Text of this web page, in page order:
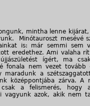
mintha lenne
Minótauroszt mesévé
is: már semmi sem
eredethez. Ami valaha
ígért, ma
fonala nem vezet
a
középpontjába zárva. A
a felismerés, hogy
vagyunk azok, akik nem